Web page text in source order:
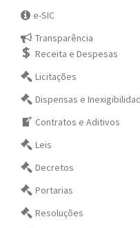
e-SIC
Transparência
Receita e Despesas
Licitações
Dispensas e
Contratos e Aditivos
Leis
Decretos
Portarias
Resoluções